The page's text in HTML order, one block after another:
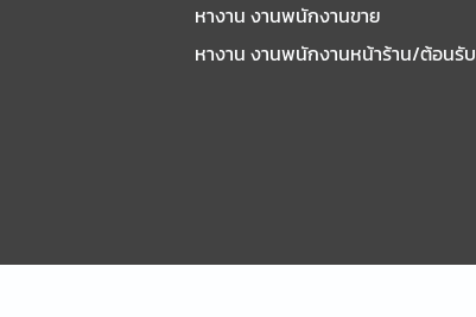
หางาน งานพนักงานขาย
หางาน งานพนักงานหน้าร้าน/ต้อนรับ